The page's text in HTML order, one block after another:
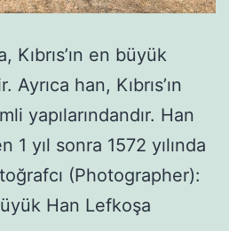
en büyük
han, Kıbrıs’ın
yapılarındandır. Han
1 yıl sonra 1572 yılında
(Photographer):
Han Lefkoşa